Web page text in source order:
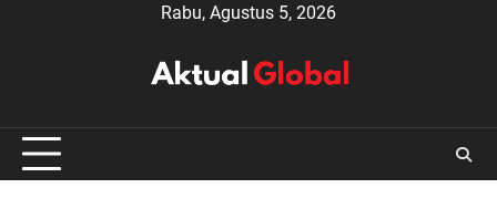
Rabu, Agustus 5, 2026